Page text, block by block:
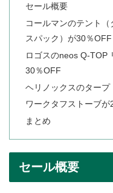
セール概要
コールマンのテント
スパック）が30％OFF
ロゴスのneos Q-TOP
30％OFF
ヘリノックスのター
ワークタフストーブが
まとめ
セール概要